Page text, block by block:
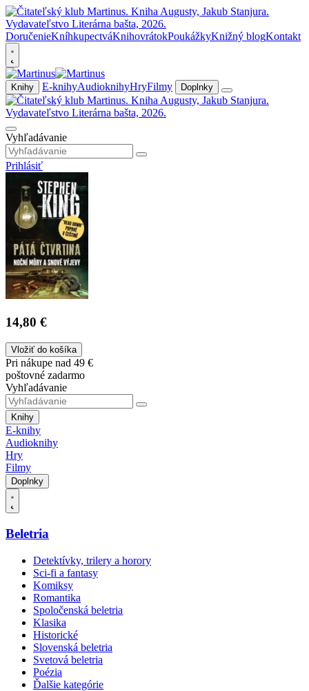
DoručenieKníhkupectváKnihovrátokPoukážkyKnižný blogKontakt
Knihy E-knihyAudioknihyHryFilmy Doplnky
Vyhľadávanie
Prihlásiť
14,80 €
Vložiť do košíka
Pri nákupe nad 49 €
poštovné zadarmo
Vyhľadávanie
Knihy
E-knihy
Audioknihy
Hry
Filmy
Doplnky
Beletria
Detektívky, trilery a horory
Sci-fi a fantasy
Komiksy
Romantika
Spoločenská beletria
Klasika
Historické
Slovenská beletria
Svetová beletria
Poézia
Ďalšie kategórie